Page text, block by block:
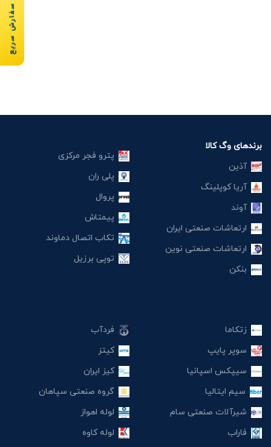
برندهای وگ کالا
آذین
آریا کوپلینگ
آوند
ارتعاشات صنعتی ایران
ارتعاشات صنعتی نوین
بنکن
پترو فجر مرکزی
پلی ران
پروال
پیمتاش
تکاب اتصال دماوند
توپی برزیل
زتکاما
سوپر پایپ
سیپکس اسپانیا
سیم ایتالیا
شیرآلات صنعتی سام
فاراب
فردآب
کیتز
کیز ایران
گروه صنعتی سپاهان
لوله اهواز
لوله کاوه
سفارش سریع